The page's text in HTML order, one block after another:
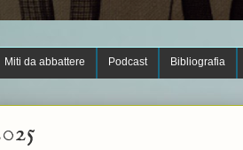
Miti da abbattere Podcast Bibliografia